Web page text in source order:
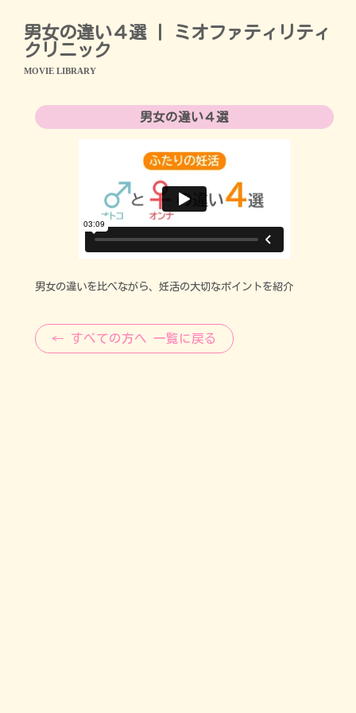
男女の違い４選 | ミオファティリティ
クリニック
MOVIE LIBRARY
男女の違い４選
男女の違いを比べながら、妊活の大切なポイントを紹介
← すべての方へ 一覧に戻る